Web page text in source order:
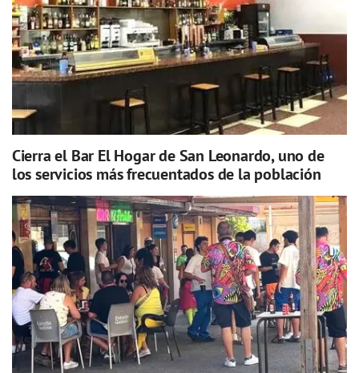
Cierra el Bar El Hogar de San Leonardo, uno de
los servicios más frecuentados de la población